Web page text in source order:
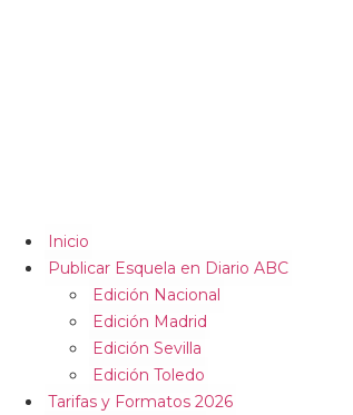
Inicio
Publicar Esquela en Diario ABC
Edición Nacional
Edición Madrid
Edición Sevilla
Edición Toledo
Tarifas y Formatos 2026